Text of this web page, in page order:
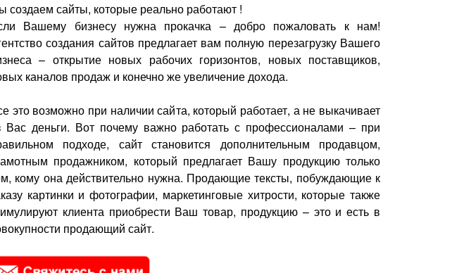
создаем сайты, которые реально работают !
Вашему бизнесу нужна прокачка – добро пожаловать к нам!
создания сайтов предлагает вам полную перезагрузку Вашего
– открытие новых рабочих горизонтов, новых поставщиков,
каналов продаж и конечно же увеличение дохода.
это возможно при наличии сайта, который работает, а не выкачивает
Вас деньги. Вот почему важно работать с профессионалами – при
подходе, сайт становится дополнительным продавцом,
продажником, который предлагает Вашу продукцию только
кому она действительно нужна. Продающие тексты, побуждающие к
картинки и фотографии, маркетинговые хитрости, которые также
клиента приобрести Ваш товар, продукцию – это и есть в
продающий сайт.